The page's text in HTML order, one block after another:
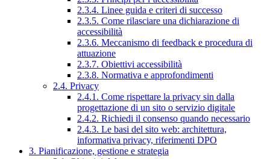
2.3.4. Linee guida e criteri di successo
2.3.5. Come rilasciare una dichiarazione di
accessibilità
2.3.6. Meccanismo di feedback e procedura di
attuazione
2.3.7. Obiettivi accessibilità
2.3.8. Normativa e approfondimenti
2.4. Privacy
2.4.1. Come rispettare la privacy sin dalla
progettazione di un sito o servizio digitale
2.4.2. Richiedi il consenso quando necessario
2.4.3. Le basi del sito web: architettura,
informativa privacy, riferimenti DPO
3. Pianificazione, gestione e strategia